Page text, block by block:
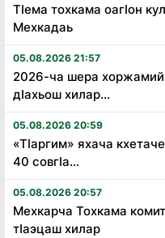
Тӏема тохкама оагӏон
Мехкадаь
05.08.2026 21:57
2026-ча шера хоржамий
дӏахьош хилар...
05.08.2026 20:59
«Тӏаргим» яхача
40 совгӏа...
05.08.2026 20:57
Мехкарча Тохкама
тӏаэцаш хилар